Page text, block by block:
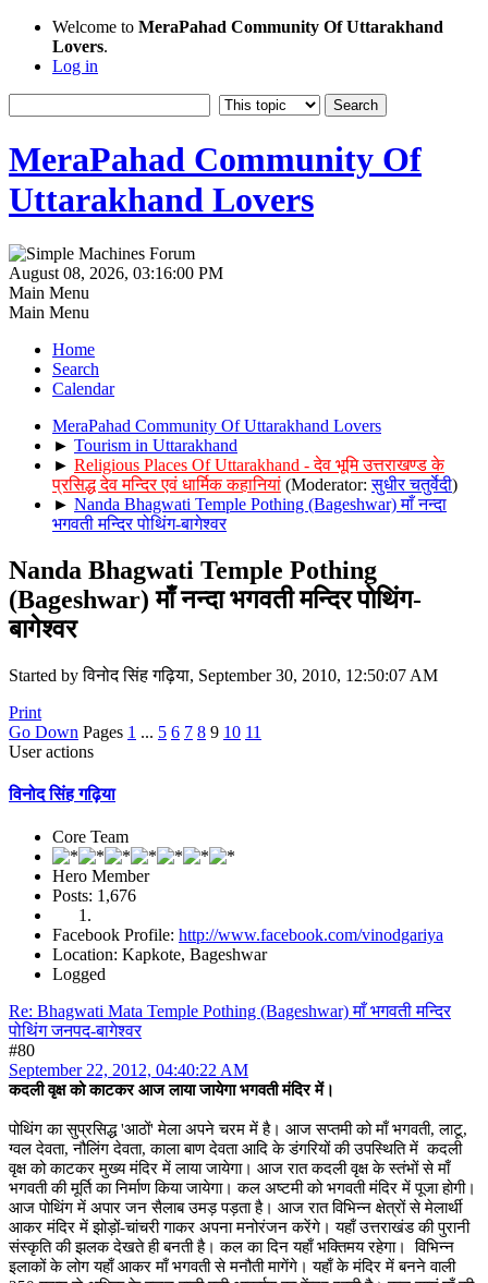
Welcome to MeraPahad Community Of Uttarakhand
Lovers.
Log in
MeraPahad Community Of
Uttarakhand Lovers
August 08, 2026, 03:16:00 PM
Main Menu
Main Menu
Home
Search
Calendar
MeraPahad Community Of Uttarakhand Lovers
► Tourism in Uttarakhand
► Religious Places Of Uttarakhand - देव भूमि उत्तराखण्ड के
प्रसिद्ध देव मन्दिर एवं धार्मिक कहानियां (Moderator:सुधीर चतुर्वेदी)
► Nanda Bhagwati Temple Pothing (Bageshwar) माँ नन्दा
भगवती मन्दिर पोथिंग-बागेश्वर
Nanda Bhagwati Temple Pothing
(Bageshwar) माँ नन्दा भगवती मन्दिर पोथिंग-
बागेश्वर
Started by विनोद सिंह गढ़िया, September 30, 2010, 12:50:07 AM
Print
Go Down Pages 1 ... 5 6 7 8 9 10 11
User actions
विनोद सिंह गढ़िया
Core Team
Hero Member
Posts: 1,676
Facebook Profile: http://www.facebook.com/vinodgariya
Location: Kapkote, Bageshwar
Logged
Re: Bhagwati Mata Temple Pothing (Bageshwar) माँ भगवती मन्दिर
पोथिंग जनपद-बागेश्वर
#80
September 22, 2012, 04:40:22 AM
कदली वृक्ष को काटकर आज लाया जायेगा भगवती मंदिर में।
पोथिंग का सुप्रसिद्ध 'आठों' मेला अपने चरम में है। आज सप्तमी को माँ भगवती, लाटू,
ग्वल देवता, नौलिंग देवता, काला बाण देवता आदि के डंगरियों की उपस्थिति में कदली
वृक्ष को काटकर मुख्य मंदिर में लाया जायेगा। आज रात कदली वृक्ष के स्तंभों से माँ
भगवती की मूर्ति का निर्माण किया जायेगा। कल अष्टमी को भगवती मंदिर में पूजा होगी।
आज पोथिंग में अपार जन सैलाब उमड़ पड़ता है। आज रात विभिन्न क्षेत्रों से मेलार्थी
आकर मंदिर में झोड़ों-चांचरी गाकर अपना मनोरंजन करेंगे। यहाँ उत्तराखंड की पुरानी
संस्कृति की झलक देखते ही बनती है। कल का दिन यहाँ भक्तिमय रहेगा। विभिन्न
इलाकों के लोग यहाँ आकर माँ भगवती से मनौती मागेंगे। यहाँ के मंदिर में बनने वाली